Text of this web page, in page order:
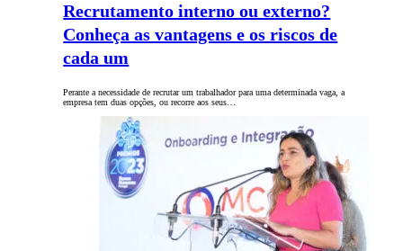
Recrutamento interno ou externo?
Conheça as vantagens e os riscos de
cada um
Perante a necessidade de recrutar um trabalhador para uma determinada vaga, a
empresa tem duas opções, ou recorre aos seus…